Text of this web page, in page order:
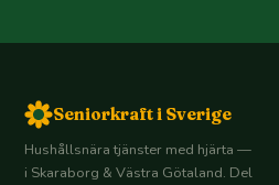
Seniorkraft i Sverige
Hushållsnära tjänster med hjärta —
i Skaraborg & Västra Götaland. Del